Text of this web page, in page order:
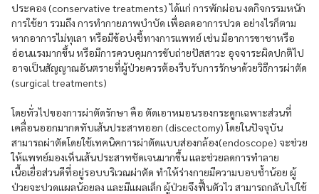
ประคอง (conservative treatments) ได้แก่ การพักผ่อน งดกิจกรรมหนัก
การใช้ยา รวมถึง การทำกายภาพบำบัด เพื่อลดอาการปวด อย่างไรก็ตาม
หากอาการไม่ทุเลา หรือมีข้อบ่งชี้ทางการแพทย์ เช่น มีอาการขาชาหรือ
อ่อนแรงมากขึ้น หรือมีการควบคุมการขับถ่ายปัสสาวะ อุจจาระผิดปกติไป
อาจเป็นสัญญาณอันตรายที่ผู้ป่วยควรต้องรีบรับการรักษาด้วยวิธีการผ่าตัด
(surgical treatments)
โดยทั่วไปของการผ่าตัดรักษา คือ ตัดเอาหมอนรองกระดูกเฉพาะส่วนที่
เคลื่อนออกมากดทับเส้นประสาทออก (discectomy) โดยในปัจจุบัน
สามารถผ่าตัดโดยใช้เทคนิคการผ่าตัดแบบส่องกล้อง(endoscope) จะช่วย
ให้แพทย์มองเห็นเส้นประสาทชัดเจนมากขึ้น และช่วยลดการทำลาย
เนื้อเยื่อส่วนดีที่อยู่รอบบริเวณผ่าตัด ทำให้ร่างกายมีความบอบช้ำน้อย ผู้
ป่วยจะปวดแผลน้อยลง และมีแผลเล็ก ผู้ป่วยจึงฟื้นตัวไว สามารถกลับไปใช้